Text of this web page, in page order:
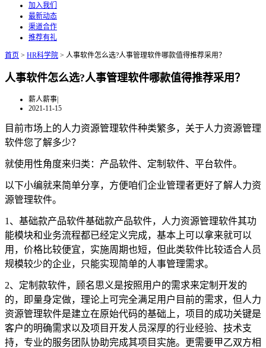
加入我们
最新动态
渠道合作
推荐有礼
首页 > HR科学院 > 人事软件怎么选?人事管理软件哪款值得推荐采用？
人事软件怎么选?人事管理软件哪款值得推荐采用？
薪人薪事|
2021-11-15
目前市场上的人力资源管理软件种类繁多，关于人力资源管理
软件您了解多少？
就使用性角度来归类：产品软件、定制软件、平台软件。
以下小编就来简单分享，方便咱们企业管理者更好了解人力资
源管理软件。
1、基础款产品软件基础款产品软件，人力资源管理软件其功
能模块和业务流程都已经定义完成，基本上可以拿来就可以
用，价格比较便宜，实施周期也短，但此类软件比较适合人员
规模较少的企业，只能实现简单的人事管理需求。
2、定制款软件，顾名思义是按照用户的需求来定制开发的
的，即量身定做，理论上可完全满足用户目前的需求，但人力
资源管理软件是建立在原始代码的基础上，项目的成功关键是
客户的明确需求以及项目开发人员深厚的行业经验、技术支
持，专业的服务团队协助完成其项目实施。更需要甲乙双方相